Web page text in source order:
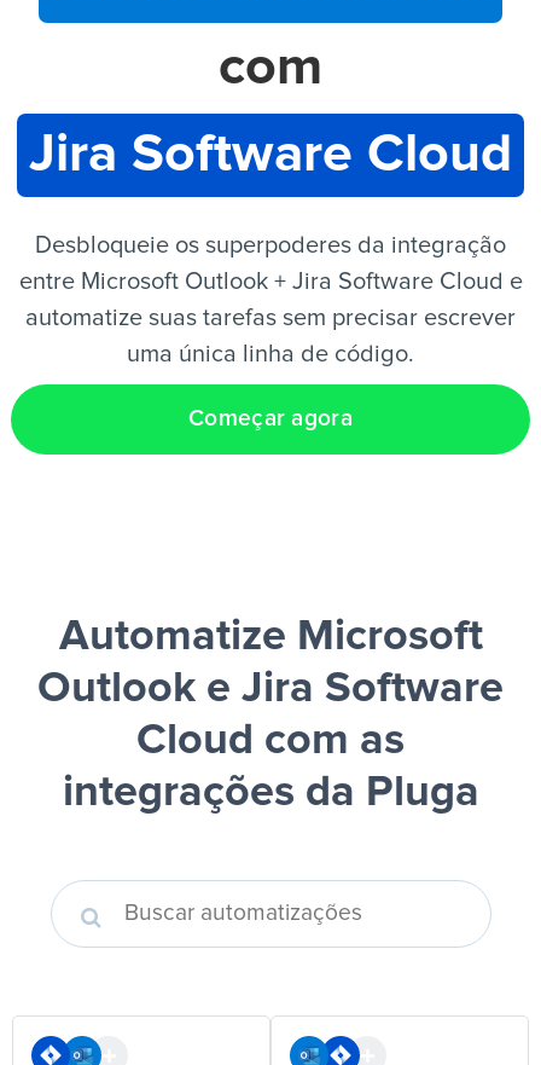
PT
com
Jira Software Cloud
Desbloqueie os superpoderes da integração
entre Microsoft Outlook + Jira Software Cloud e
automatize suas tarefas sem precisar escrever
uma única linha de código.
Começar agora
Automatize Microsoft
Outlook e Jira Software
Cloud com as
integrações da Pluga